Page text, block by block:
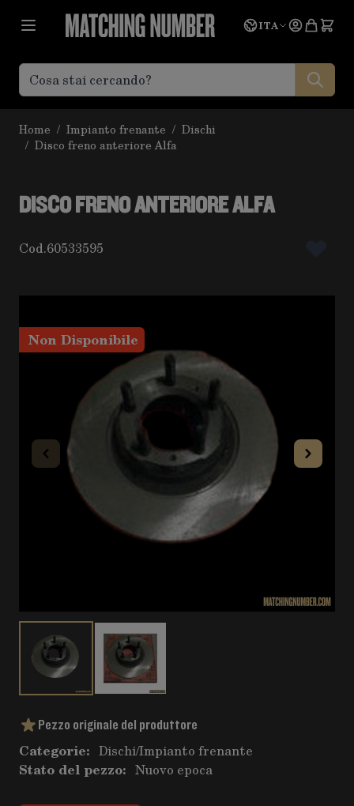
Lingua
ITA
Home / Impianto frenante / Dischi
/ Disco freno anteriore Alfa
DISCO FRENO ANTERIORE ALFA
Cod.60533595
Non Disponibile
Pezzo originale del produttore
Categorie: Dischi/Impianto frenante
Stato del pezzo: Nuovo epoca